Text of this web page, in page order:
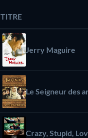
TITRE
Jerry Maguire
Le Seigneur des
Crazy, Stupid,